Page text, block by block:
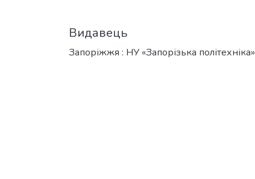
Видавець
Запоріжжя : НУ «Запорізька політехніка»